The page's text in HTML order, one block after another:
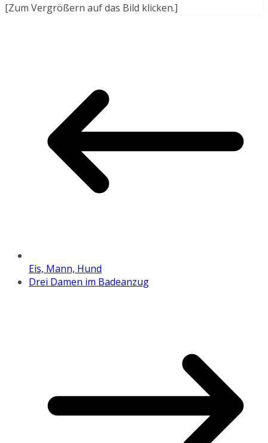
[Zum Vergrößern auf das Bild klicken.]
Eis, Mann, Hund
Drei Damen im Badeanzug